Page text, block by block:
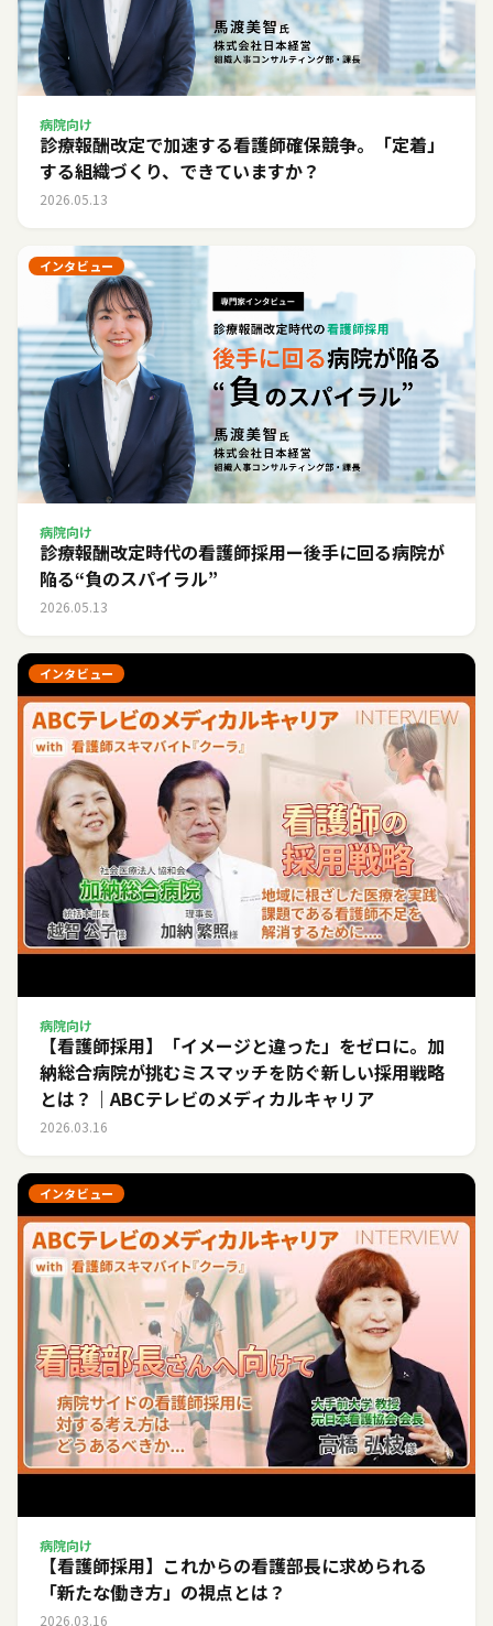
病院向け
診療報酬改定で加速する看護師確保競争。「定着」
する組織づくり、できていますか？
2026.05.13
インタビュー
病院向け
診療報酬改定時代の看護師採用ー後手に回る病院が
陥る“負のスパイラル”
2026.05.13
インタビュー
病院向け
【看護師採用】「イメージと違った」をゼロに。加
納総合病院が挑むミスマッチを防ぐ新しい採用戦略
とは？｜ABCテレビのメディカルキャリア
2026.03.16
インタビュー
病院向け
【看護師採用】これからの看護部長に求められる
「新たな働き方」の視点とは？
2026.03.16